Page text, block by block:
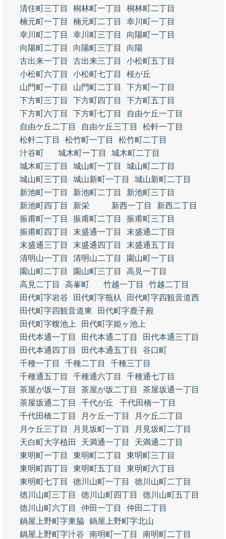
清住町三丁目
桐林町一丁目
桐林町二丁目
楠元町一丁目
楠元町二丁目
幸川町一丁目
幸川町二丁目
幸川町三丁目
向陽町一丁目
向陽町二丁目
向陽町三丁目
向陽
古出来一丁目
古出来三丁目
小松町五丁目
小松町六丁目
小松町七丁目
桜が丘
山門町一丁目
山門町二丁目
下方町一丁目
下方町三丁目
下方町四丁目
下方町五丁目
下方町六丁目
下方町七丁目
自由ケ丘一丁目
自由ケ丘二丁目
自由ケ丘三丁目
松軒一丁目
松軒二丁目
松竹町一丁目
松竹町二丁目
汁谷町
城木町一丁目
城木町二丁目
城木町三丁目
城山町一丁目
城山町二丁目
城山町三丁目
城山新町一丁目
城山新町二丁目
新池町一丁目
新池町二丁目
新池町三丁目
新池町四丁目
新栄 新西一丁目
新西二丁目
振甫町一丁目
振甫町二丁目
振甫町三丁目
振甫町四丁目
末盛通一丁目
末盛通二丁目
末盛通三丁目
末盛通四丁目
末盛通五丁目
清明山一丁目
清明山二丁目
園山町一丁目
園山町二丁目
園山町三丁目
高見一丁目
高見二丁目
高峯町 竹越一丁目
竹越二丁目
田代町字岩谷
田代町字瓶杁
田代町字四観音道西
田代町字四観音道東
田代町字鹿子殿
田代町字蝮池上
田代町字姫ヶ池上
田代本通一丁目
田代本通二丁目
田代本通三丁目
田代本通四丁目
田代本通五丁目
谷口町
千種一丁目
千種二丁目
千種三丁目
千種通五丁目
千種通六丁目
千種通七丁目
茶屋が坂一丁目
茶屋が坂二丁目
茶屋坂通一丁目
茶屋坂通二丁目
千代が丘
千代田橋一丁目
千代田橋二丁目
月ケ丘一丁目
月ケ丘二丁目
月ケ丘三丁目
月見坂町一丁目
月見坂町二丁目
天白町大字植田
天満通一丁目
天満通二丁目
東明町一丁目
東明町二丁目
東明町三丁目
東明町四丁目
東明町五丁目
東明町六丁目
東明町七丁目
徳川山町一丁目
徳川山町二丁目
徳川山町三丁目
徳川山町四丁目
徳川山町五丁目
徳川山町六丁目
仲田一丁目
仲田二丁目
鍋屋上野町字東脇
鍋屋上野町字北山
鍋屋上野町字汁谷
南明町一丁目
南明町二丁目